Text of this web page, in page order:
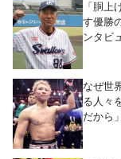
「胴
す優勝
ンタビ
なぜ世
る人々
だから